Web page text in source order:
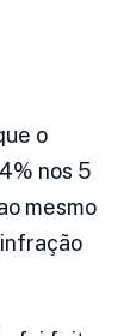
o
nos 5
mesmo